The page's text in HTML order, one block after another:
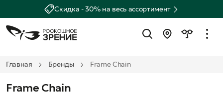
Скидка - 30% на весь ассортимент
Главная Бренды Frame Chain
Frame Chain